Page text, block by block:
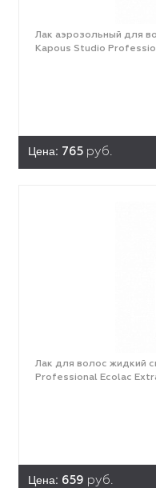
Лак аэрозольный для
Kapous Studio
Цена: 765 руб.
Лак для волос жидкий
Professional Ecolac
Цена: 659 руб.